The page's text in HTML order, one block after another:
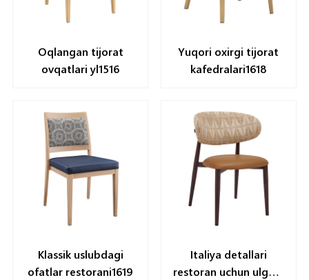
Oqlangan tijorat
ovqatlari yl1516
Yuqori oxirgi tijorat
kafedralari1618
Klassik uslubdagi
ofatlar restorani1619
Italiya detallari
restoran uchun ulgurji